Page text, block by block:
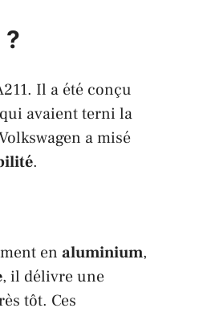
. Il a été conçu
avaient terni la
a misé
.
en aluminium,
, il délivre une
tôt. Ces